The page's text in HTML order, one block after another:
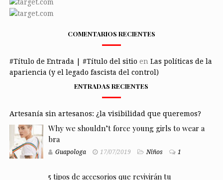
COMENTARIOS RECIENTES
#Título de Entrada | #Título del sitio en Las políticas de la
apariencia (y el legado fascista del control)
ENTRADAS RECIENTES
Artesanía sin artesanos: ¿la visibilidad que queremos?
Why we shouldn’t force young girls to wear a
bra
Guapologa 17/07/2019 Niños 1
5 tipos de accesorios que revivirán tu